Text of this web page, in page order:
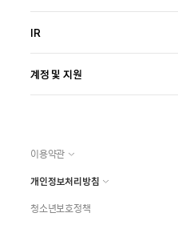
IR
계정 및 지원
이용약관
개인정보처리방침
청소년보호정책